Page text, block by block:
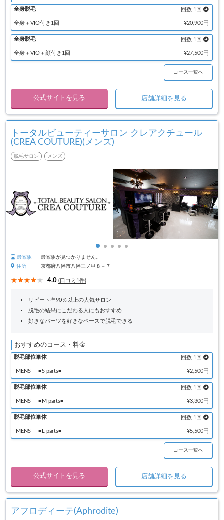
全身脱毛 回数 1回
全身＋VIO付き1回 ¥20,900円
全身脱毛 回数 1回
全身＋VIO＋顔付き1回 ¥27,500円
コース一覧へ
公式サイトを見る 店舗詳細を見る
トータルビューティーサロン クレアクチュール
(CREA COUTURE)(メンズ)
脱毛サロン メンズ
最寄駅
最寄駅が見つかりません。
住所
京都府八幡市八幡三ノ甲８－７
4.0 (口コミ1件)
リピート率90％以上の人気サロン
脱毛の結果にこだわる人にもおすすめ
好きなパーツを好きなペースで脱毛できる
おすすめのコース・料金
脱毛部位単体 回数 1回
-MENS- ■S parts■ ¥2,500円
脱毛部位単体 回数 1回
-MENS- ■M parts■ ¥3,300円
脱毛部位単体 回数 1回
-MENS- ■L parts■ ¥5,500円
コース一覧へ
公式サイトを見る 店舗詳細を見る
アフロディーテ(Aphrodite)